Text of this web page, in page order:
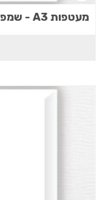
מעטפות A3 - שמפניה